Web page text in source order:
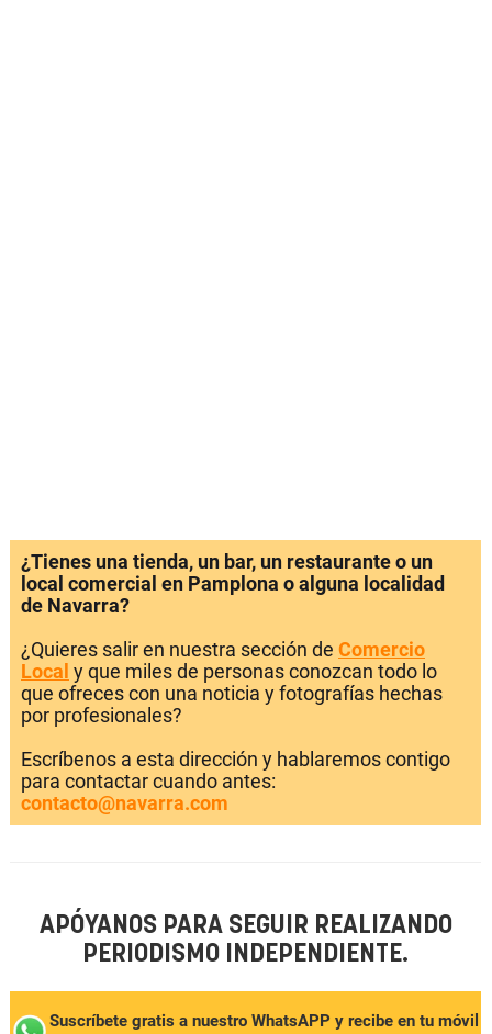
¿Tienes una tienda, un bar, un restaurante o un
local comercial en Pamplona o alguna localidad
de Navarra?
¿Quieres salir en nuestra sección de Comercio
Local y que miles de personas conozcan todo lo
que ofreces con una noticia y fotografías hechas
por profesionales?
Escríbenos a esta dirección y hablaremos contigo
para contactar cuando antes:
contacto@navarra.com
APÓYANOS PARA SEGUIR REALIZANDO
PERIODISMO INDEPENDIENTE.
Suscríbete gratis a nuestro WhatsAPP y recibe en tu móvil